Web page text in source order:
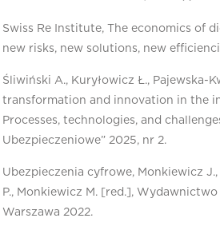
Swiss Re Institute, The economics of
new risks, new solutions, new
Śliwiński A., Kuryłowicz Ł., Pajewska-
transformation and innovation in the
Processes, technologies, and
Ubezpieczeniowe” 2025, nr 2.
Ubezpieczenia cyfrowe, Monkiewicz J.,
P., Monkiewicz M. [red.],
Warszawa 2022.